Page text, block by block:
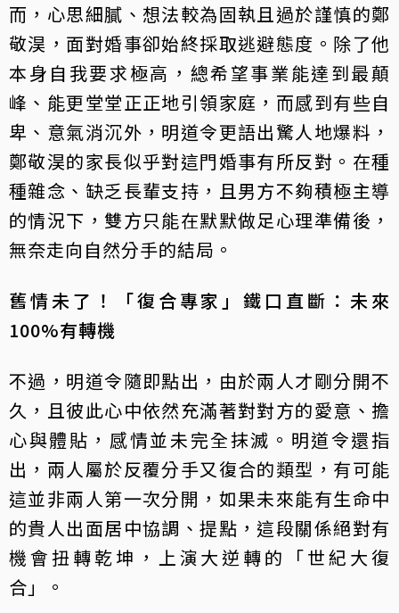
而，心思細膩、想法較為固執且過於謹慎的鄭
敬淏，面對婚事卻始終採取逃避態度。除了他
本身自我要求極高，總希望事業能達到最顛
峰、能更堂堂正正地引領家庭，而感到有些自
卑、意氣消沉外，明道令更語出驚人地爆料，
鄭敬淏的家長似乎對這門婚事有所反對。在種
種雜念、缺乏長輩支持，且男方不夠積極主導
的情況下，雙方只能在默默做足心理準備後，
無奈走向自然分手的結局。
舊情未了！「復合專家」鐵口直斷：未來
100%有轉機
不過，明道令隨即點出，由於兩人才剛分開不
久，且彼此心中依然充滿著對對方的愛意、擔
心與體貼，感情並未完全抹滅。明道令還指
出，兩人屬於反覆分手又復合的類型，有可能
這並非兩人第一次分開，如果未來能有生命中
的貴人出面居中協調、提點，這段關係絕對有
機會扭轉乾坤，上演大逆轉的「世紀大復
合」。